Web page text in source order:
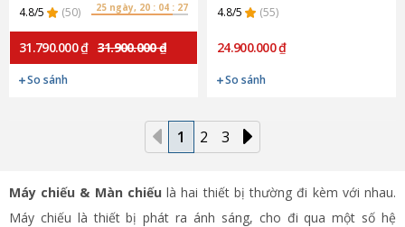
4.8/5
(50) 25 ngày, 20 : 04 : 27
31.790.000 ₫ 31.900.000 ₫
So sánh
4.8/5
(55)
24.900.000 ₫
So sánh
1 2 3
Máy chiếu & Màn chiếu là hai thiết bị thường đi kèm với nhau.
Máy chiếu là thiết bị phát ra ánh sáng, cho đi qua một số hệ